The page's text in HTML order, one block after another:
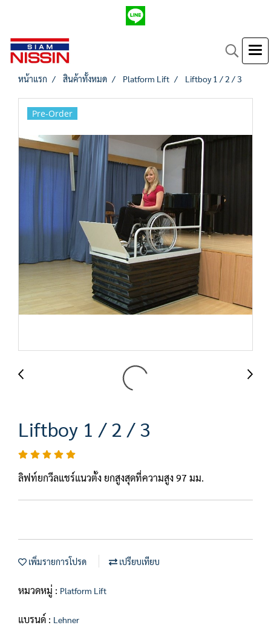
หน้าแรก สินค้าทั้งหมด Platform Lift Liftboy 1 / 2 / 3
Pre-Order
Liftboy 1 / 2 / 3
ลิฟท์ยกวีลแชร์แนวตั้ง ยกสูงสุดที่ความสูง 97 มม.
เพิ่มรายการโปรด เปรียบเทียบ
หมวดหมู่ : Platform Lift
แบรนด์ : Lehner